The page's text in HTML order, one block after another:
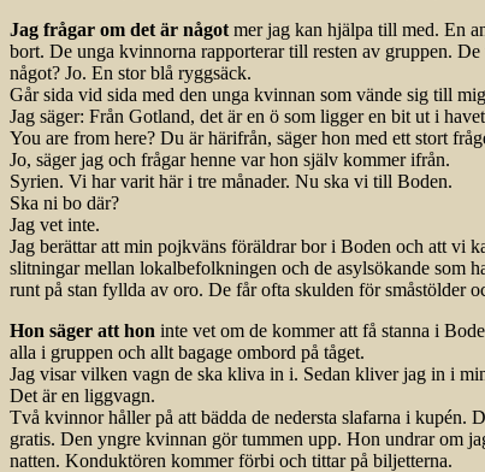
Jag frågar om det är något mer jag kan hjälpa till med. En
bort. De unga kvinnorna rapporterar till resten av gruppen.
något? Jo. En stor blå ryggsäck.
Går sida vid sida med den unga kvinnan som vände sig till
Jag säger: Från Gotland, det är en ö som ligger en bit ut i
You are from here? Du är härifrån, säger hon med ett stort
Jo, säger jag och frågar henne var hon själv kommer ifrån.
Syrien. Vi har varit här i tre månader. Nu ska vi till Boden.
Ska ni bo där?
Jag vet inte.
Jag berättar att min pojkväns föräldrar bor i Boden och att vi
slitningar mellan lokalbefolkningen och de asylsökande som
runt på stan fyllda av oro. De får ofta skulden för småstölder
Hon säger att hon inte vet om de kommer att få stanna i
alla i gruppen och allt bagage ombord på tåget.
Jag visar vilken vagn de ska kliva in i. Sedan kliver jag in i
Det är en liggvagn.
Två kvinnor håller på att bädda de nedersta slafarna i kupén.
gratis. Den yngre kvinnan gör tummen upp. Hon undrar om
natten. Konduktören kommer förbi och tittar på biljetterna.